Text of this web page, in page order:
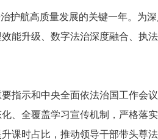
航高质量发展的关键一年。为
能升级、数字法治深度融合、执
示和中央全面依法治国工作会
、全覆盖学习宣传机制，严格落
课时占比，推动领导干部带头尊